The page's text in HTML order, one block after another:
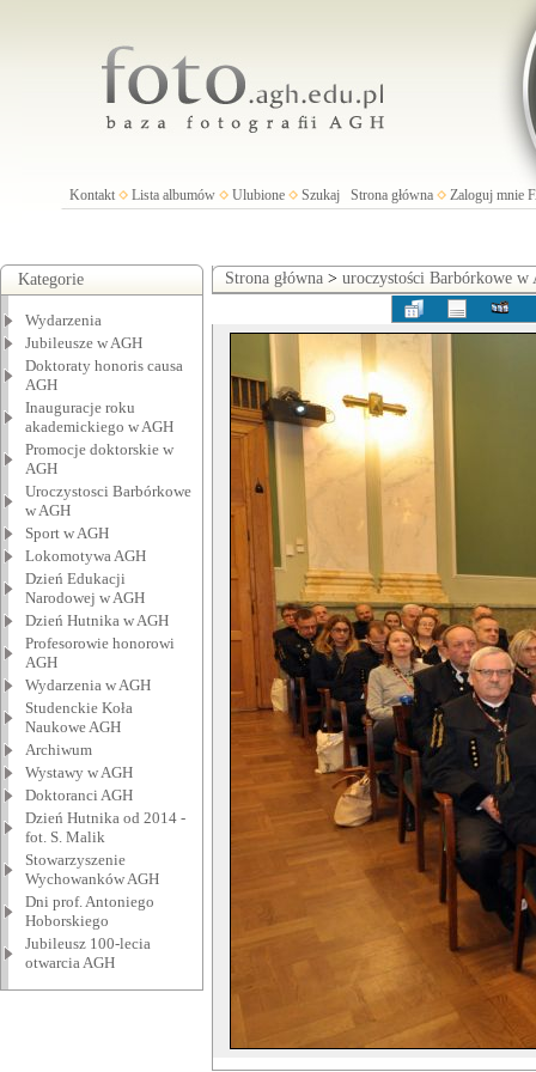
Kontakt Lista albumów Ulubione Szukaj Strona główna Zaloguj mnie
Kategorie
Wydarzenia
Jubileusze w AGH
Doktoraty honoris causa
AGH
Inauguracje roku
akademickiego w AGH
Promocje doktorskie w
AGH
Uroczystosci Barbórkowe
w AGH
Sport w AGH
Lokomotywa AGH
Dzień Edukacji
Narodowej w AGH
Dzień Hutnika w AGH
Profesorowie honorowi
AGH
Wydarzenia w AGH
Studenckie Koła
Naukowe AGH
Archiwum
Wystawy w AGH
Doktoranci AGH
Dzień Hutnika od 2014 -
fot. S. Malik
Stowarzyszenie
Wychowanków AGH
Dni prof. Antoniego
Hoborskiego
Jubileusz 100-lecia
otwarcia AGH
Strona główna > uroczystości Barbórkowe w